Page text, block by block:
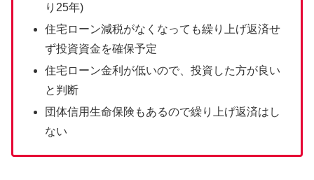
り25年)
住宅ローン減税がなくなっても繰り上げ返済せ
ず投資資金を確保予定
住宅ローン金利が低いので、投資した方が良い
と判断
団体信用生命保険もあるので繰り上げ返済はし
ない